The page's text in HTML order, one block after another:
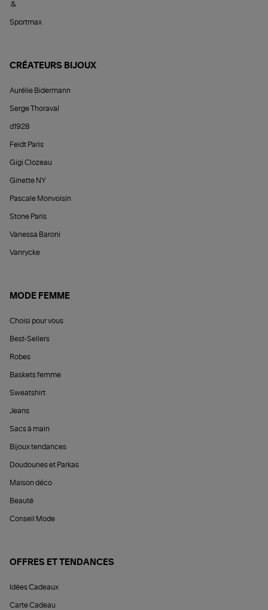
&
Sportmax
CRÉATEURS BIJOUX
Aurélie Bidermann
Serge Thoraval
d1928
Feidt Paris
Gigi Clozeau
Ginette NY
Pascale Monvoisin
Stone Paris
Vanessa Baroni
Vanrycke
MODE FEMME
Choisi pour vous
Best-Sellers
Robes
Baskets femme
Sweatshirt
Jeans
Sacs à main
Bijoux tendances
Doudounes et Parkas
Maison déco
Beauté
Conseil Mode
OFFRES ET TENDANCES
Idées Cadeaux
Carte Cadeau